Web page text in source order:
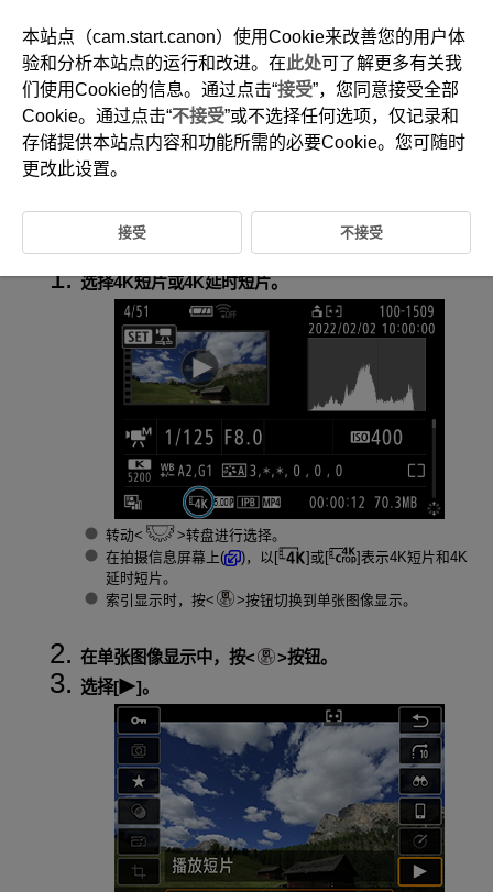
D185-141
从4K短片或4K延时短片中提取帧
功能称为“帧获取”。
选择4K短片或4K延时短片。
转动
转盘进行选择。
在拍摄信息屏幕上(
)，以[ ]或[
]表示4K短片和4K
延时短片。
索引显示时，按
按钮切换到单张图像显示。
在单张图像显示中，按
按钮。
选择[
]。
本站点（cam.start.canon）使用Cookie来改善您的用户体
验和分析本站点的运行和改进。在此处可了解更多有关我
们使用Cookie的信息。通过点击“接受”，您同意接受全部
Cookie。通过点击“不接受”或不选择任何选项，仅记录和
存储提供本站点内容和功能所需的必要Cookie。您可随时
更改此设置。
接受 不接受